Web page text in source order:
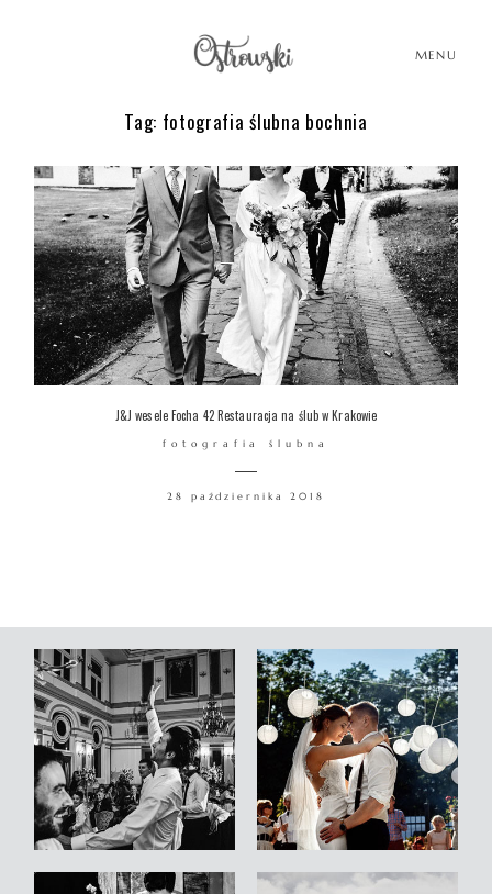
MENU
Tag: fotografia ślubna bochnia
J&J wesele Focha 42 Restauracja na ślub w Krakowie
fotografia ślubna
28 października 2018
HISTORIE
PORTFOLIO
O MNIE
© COPYRIGHT ŁUKASZ OSTROWSKI